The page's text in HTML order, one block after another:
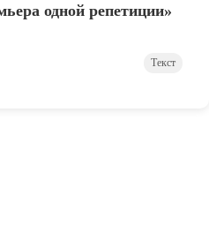
одной репетиции»
Текст